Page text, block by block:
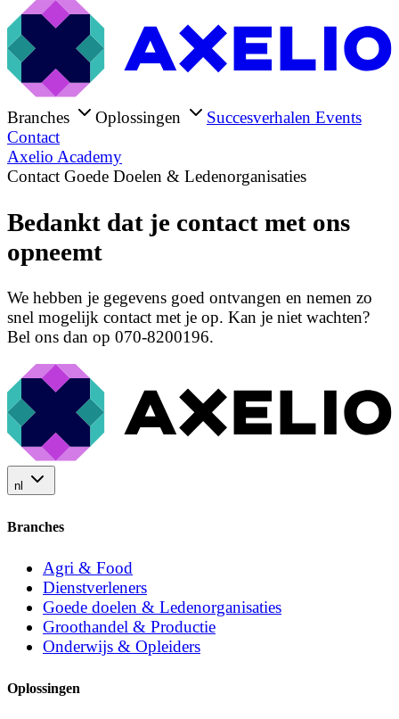
Branches Oplossingen Succesverhalen Events
Contact
Axelio Academy
Contact Goede Doelen & Ledenorganisaties
Bedankt dat je contact met ons
opneemt
We hebben je gegevens goed ontvangen en nemen zo
snel mogelijk contact met je op. Kan je niet wachten?
Bel ons dan op 070-8200196.
nl
Branches
Agri & Food
Dienstverleners
Goede doelen & Ledenorganisaties
Groothandel & Productie
Onderwijs & Opleiders
Oplossingen